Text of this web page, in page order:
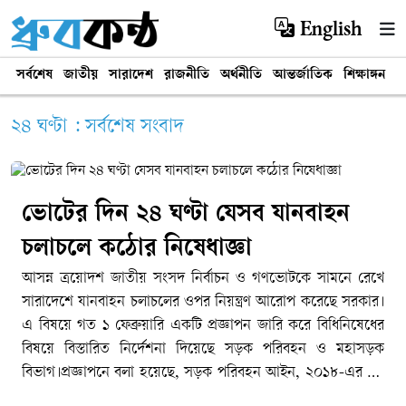
English
সর্বশেষ জাতীয় সারাদেশ রাজনীতি অর্থনীতি আন্তর্জাতিক শিক্ষাঙ্গন
২৪ ঘণ্টা : সর্বশেষ সংবাদ
ভোটের দিন ২৪ ঘণ্টা যেসব যানবাহন
চলাচলে কঠোর নিষেধাজ্ঞা
আসন্ন ত্রয়োদশ জাতীয় সংসদ নির্বাচন ও গণভোটকে সামনে রেখে
সারাদেশে যানবাহন চলাচলের ওপর নিয়ন্ত্রণ আরোপ করেছে সরকার।
এ বিষয়ে গত ১ ফেব্রুয়ারি একটি প্রজ্ঞাপন জারি করে বিধিনিষেধের
বিষয়ে বিস্তারিত নির্দেশনা দিয়েছে সড়ক পরিবহন ও মহাসড়ক
বিভাগ।প্রজ্ঞাপনে বলা হয়েছে, সড়ক পরিবহন আইন, ২০১৮-এর ৩২